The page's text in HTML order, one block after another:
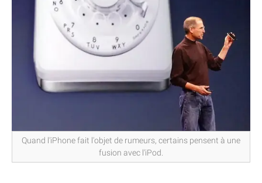
Quand l'iPhone fait l'objet de rumeurs, certains pensent à une
fusion avec l'iPod.